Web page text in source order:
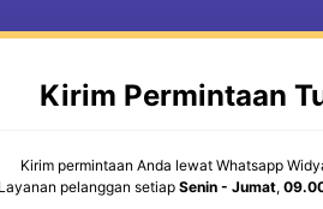
Kirim Permintaan
Kirim permintaan Anda lewat Whatsapp
Layanan pelanggan setiap Senin - Jumat,